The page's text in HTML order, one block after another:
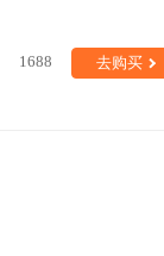
1688 去购买